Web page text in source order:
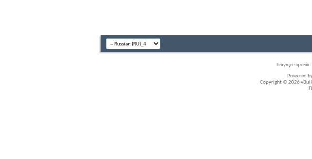
Текущее время:
Powered
Copyright © 2026